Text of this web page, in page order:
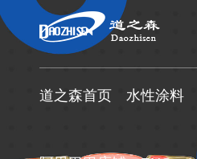
道之森首页 水性涂料